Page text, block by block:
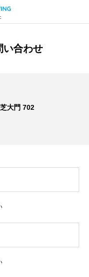
い合わせ
大門 702